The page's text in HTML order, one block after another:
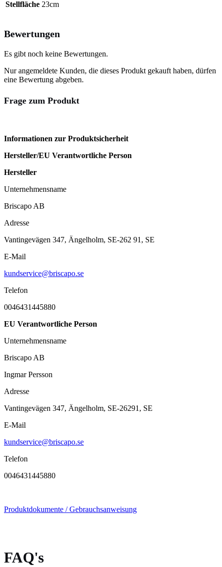
Stellfläche 23cm
Bewertungen
Es gibt noch keine Bewertungen.
Nur angemeldete Kunden, die dieses Produkt gekauft haben, dürfen
eine Bewertung abgeben.
Frage zum Produkt
Informationen zur Produktsicherheit
Hersteller/EU Verantwortliche Person
Hersteller
Unternehmensname
Briscapo AB
Adresse
Vantingevägen 347, Ängelholm, SE-262 91, SE
E-Mail
kundservice@briscapo.se
Telefon
0046431445880
EU Verantwortliche Person
Unternehmensname
Briscapo AB
Ingmar Persson
Adresse
Vantingevägen 347, Ängelholm, SE-26291, SE
E-Mail
kundservice@briscapo.se
Telefon
0046431445880
Produktdokumente / Gebrauchsanweisung
FAQ's